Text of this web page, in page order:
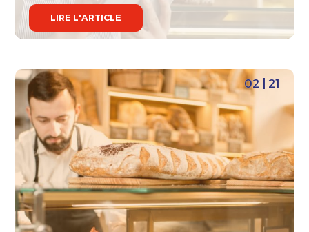
LIRE L'ARTICLE
02 | 21